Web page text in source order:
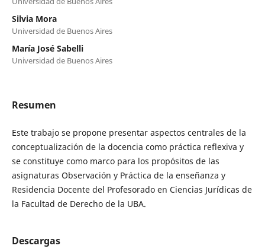
Silvia Mora
Universidad de Buenos Aires
María José Sabelli
Universidad de Buenos Aires
Resumen
Este trabajo se propone presentar aspectos centrales de la
conceptualización de la docencia como práctica reflexiva y
se constituye como marco para los propósitos de las
asignaturas Observación y Práctica de la enseñanza y
Residencia Docente del Profesorado en Ciencias Jurídicas de
la Facultad de Derecho de la UBA.
Descargas